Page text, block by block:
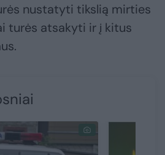
nustatyti tikslią mirties
turės atsakyti ir į kitus